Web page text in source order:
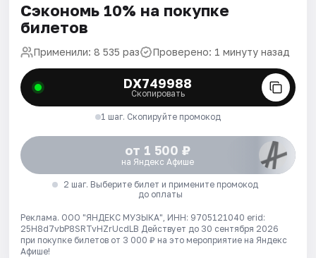
Сэкономь 10% на покупке
билетов
Применили: 8 535 раз Проверено: 1 минуту назад
DX749988
Скопировать
1 шаг. Скопируйте промокод
от 1 500 ₽
на Яндекс Афише
2 шаг. Выберите билет и примените промокод
до оплаты
Реклама. ООО "ЯНДЕКС МУЗЫКА", ИНН: 9705121040 erid:
25H8d7vbP8SRTvHZrUcdLB Действует до 30 сентября 2026
при покупке билетов от 3 000 ₽ на это мероприятие на Яндекс
Афише!